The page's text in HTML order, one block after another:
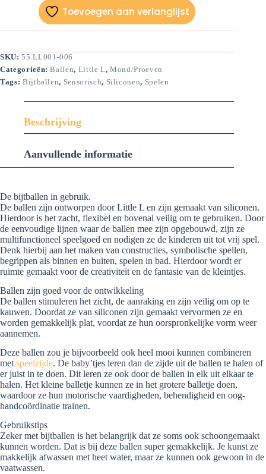
Toevoegen aan verlanglijst
SKU:55.LL001-006
Categorieën:Ballen, Little L,Mond/Proeven
Tags: Bijtballen, Sensorisch, Siliconen, Spelen
Beschrijving
Aanvullende informatie
De bijtballen in gebruik.
De ballen zijn ontworpen door Little L en zijn gemaakt van siliconen.
Hierdoor is het zacht, flexibel en bovenal veilig om te gebruiken. Door
de eenvoudige lijnen waar de ballen mee zijn opgebouwd, zijn ze
multifunctioneel speelgoed en nodigen ze de kinderen uit tot vrij spel.
Denk hierbij aan het maken van constructies, symbolische spellen,
begrippen als binnen en buiten, spelen in bad. Hierdoor wordt er
ruimte gemaakt voor de creativiteit en de fantasie van de kleintjes.
Ballen zijn goed voor de ontwikkeling
De ballen stimuleren het zicht, de aanraking en zijn veilig om op te
kauwen. Doordat ze van siliconen zijn gemaakt vervormen ze en
worden gemakkelijk plat, voordat ze hun oorspronkelijke vorm weer
aannemen.
Deze ballen zou je bijvoorbeeld ook heel mooi kunnen combineren
met speelzijde. De baby’tjes leren dan de zijde uit de ballen te halen of
er juist in te doen. Dit leren ze ook door de ballen in elk uit elkaar te
halen. Het kleine balletje kunnen ze in het grotere balletje doen,
waardoor ze hun motorische vaardigheden, behendigheid en oog-
handcoördinatie trainen.
Gebruikstips
Zeker met bijtballen is het belangrijk dat ze soms ook schoongemaakt
kunnen worden. Dat is bij deze ballen super gemakkelijk. Je kunst ze
makkelijk afwassen met heet water, maar ze kunnen ook gewoon in de
vaatwassen.